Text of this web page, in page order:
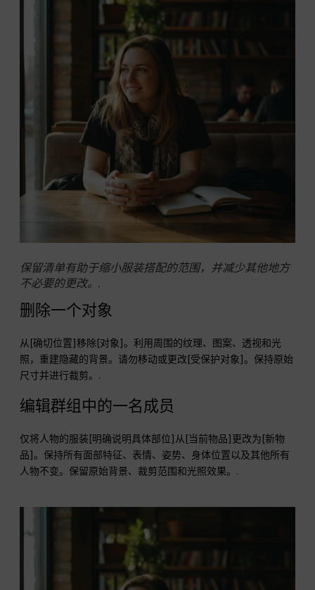
保留清单有助于缩小服装搭配的范围，并减少其他地方
不必要的更改。.
删除一个对象
从[确切位置]移除[对象]。利用周围的纹理、图案、透视和光
照，重建隐藏的背景。请勿移动或更改[受保护对象]。保持原始
尺寸并进行裁剪。.
编辑群组中的一名成员
仅将人物的服装[明确说明具体部位]从[当前物品]更改为[新物
品]。保持所有面部特征、表情、姿势、身体位置以及其他所有
人物不变。保留原始背景、裁剪范围和光照效果。.